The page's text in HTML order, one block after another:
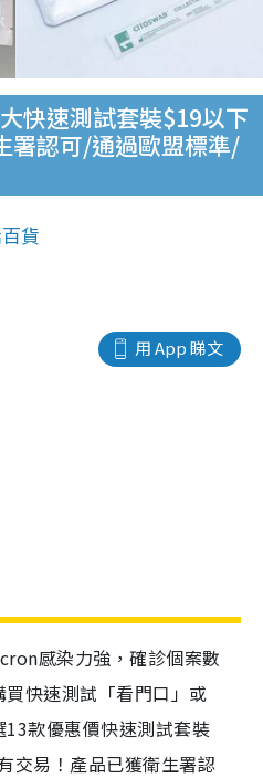
快速測試套裝$19以下
署認可/通過歐盟標準/
貨
用 App 睇文
感染力強，確診個案數
快速測試「看門口」或
款優惠價快速測試套裝
交易！產品已獲衛生署認